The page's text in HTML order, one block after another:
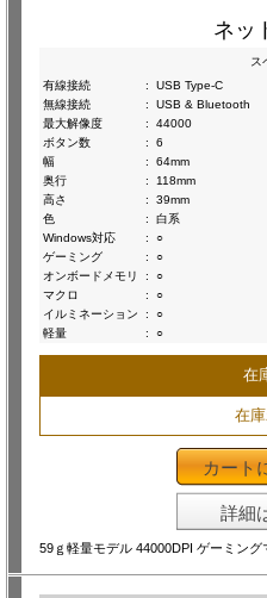
ネッ
ス
有線接続
:
USB Type-C
無線接続
:
USB & Bluetooth
最大解像度
:
44000
ボタン数
:
6
幅
:
64mm
奥行
:
118mm
高さ
:
39mm
色
:
白系
Windows対応
:
○
ゲーミング
:
○
オンボードメモリ
:
○
マクロ
:
○
イルミネーション
:
○
軽量
: ○
在
在
カート
詳細
59ｇ軽量モデル 44000DPI ゲーミング